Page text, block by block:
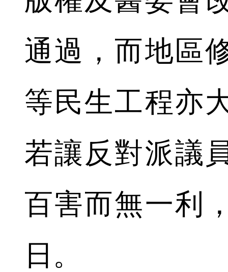
通過，而地區
等民生工程亦
若讓反對派議
百害而無一利
日。